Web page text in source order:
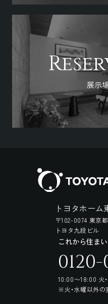
展示
トヨタホーム
〒102-0074 東京
トヨタ九段ビル
これから住ま
10:00〜18:00 火
※火・水曜以外の